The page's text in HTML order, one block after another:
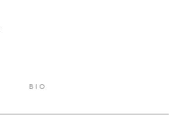
BIO